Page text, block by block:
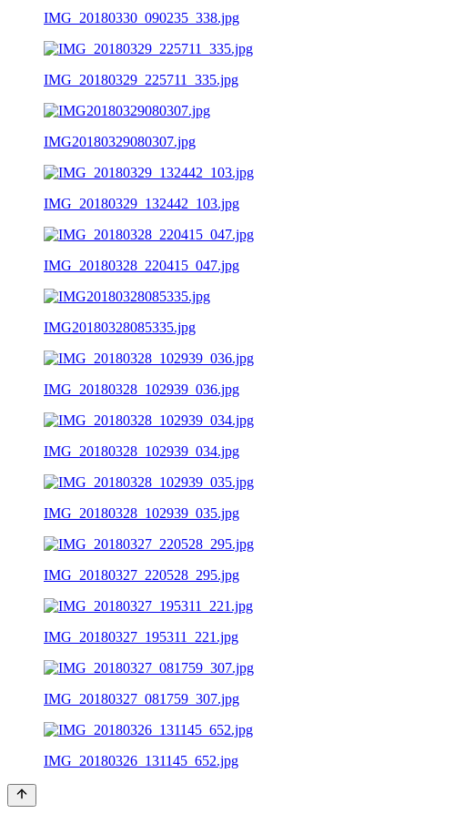
IMG_20180330_090235_338.jpg
IMG_20180329_225711_335.jpg
IMG20180329080307.jpg
IMG_20180329_132442_103.jpg
IMG_20180328_220415_047.jpg
IMG20180328085335.jpg
IMG_20180328_102939_036.jpg
IMG_20180328_102939_034.jpg
IMG_20180328_102939_035.jpg
IMG_20180327_220528_295.jpg
IMG_20180327_195311_221.jpg
IMG_20180327_081759_307.jpg
IMG_20180326_131145_652.jpg